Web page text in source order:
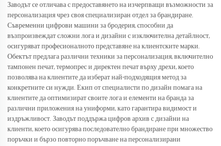
Заводът се отличава с предоставянето на изчерпващи възможности за
персонализация чрез своя специализиран отдел за брандиране.
Съвременни цифрови машини за бродерия, способни да
възпроизвеждат сложни лога и дизайни с изключителна детайлност,
осигуряват професионалното представяне на клиентските марки.
Обектът предлага различни техники за персонализация, включително
тампонен печат, термопрес и директен печат върху дрехи, което
позволява на клиентите да изберат най-подходящия метод за
конкретните си нужди. Екип от специалисти по дизайн помага на
клиентите да оптимизират своите лога и елементи на бранда за
различни приложения на униформи, като гарантира видимост и
издръжливост. Заводът поддържа цифров архив с дизайни на
клиенти, което осигурява последователно брандиране при множество
поръчки и бързо повторно поръчване на персонализирани